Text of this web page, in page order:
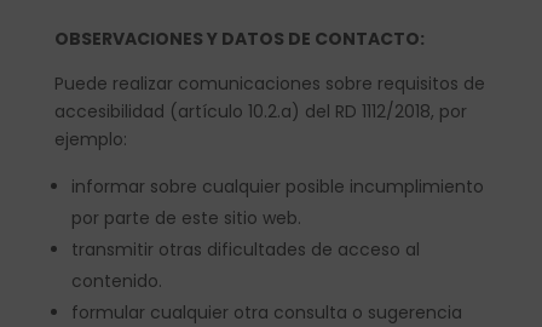
OBSERVACIONES Y DATOS DE CONTACTO:
Puede realizar comunicaciones sobre requisitos de
accesibilidad (artículo 10.2.a) del RD 1112/2018, por
ejemplo:
informar sobre cualquier posible incumplimiento
por parte de este sitio web.
transmitir otras dificultades de acceso al
contenido.
formular cualquier otra consulta o sugerencia